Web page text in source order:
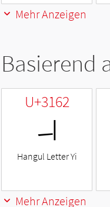
Mehr Anzeigen
Basierend
U+3162
ㅢ
Hangul Letter Yi
Mehr Anzeigen